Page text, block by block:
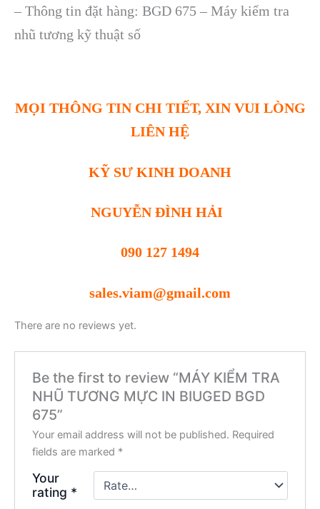
– Thông tin đặt hàng: BGD 675 – Máy kiểm tra
nhũ tương kỹ thuật số
MỌI THÔNG TIN CHI TIẾT, XIN VUI LÒNG
LIÊN HỆ
KỸ SƯ KINH DOANH
NGUYỄN ĐÌNH HẢI
090 127 1494
sales.viam@gmail.com
There are no reviews yet.
Be the first to review “MÁY KIỂM TRA
NHŨ TƯƠNG MỰC IN BIUGED BGD
675”
Your email address will not be published. Required
fields are marked *
Your
rating *